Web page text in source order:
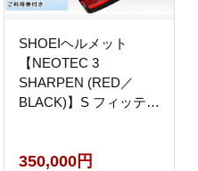
SHOEIヘルメット
【NEOTEC 3
SHARPEN (RED／
BLACK)】S フィッティ
ネオテック シャープン
350,000円